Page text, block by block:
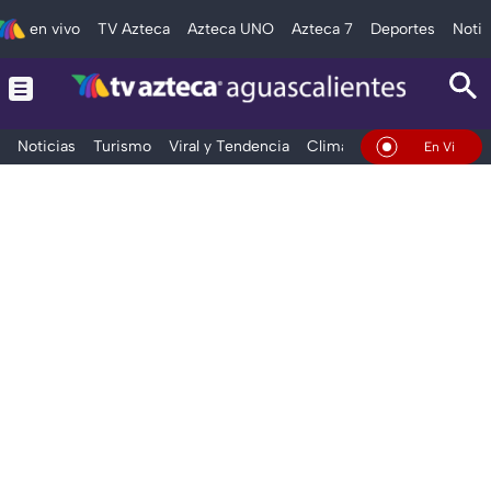
en vivo TV Azteca Azteca UNO Azteca 7 Deportes
Noticias Turismo Viral y Tendencia Clima DeportesEn Vivo